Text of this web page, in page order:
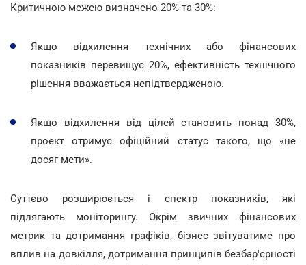
Критичною межею визначено 20% та 30%:
Якщо відхилення технічних або фінансових
показників перевищує 20%, ефективність технічного
рішення вважається непідтвердженою.
Якщо відхилення від цілей становить понад 30%,
проект отримує офіційний статус такого, що «не
досяг мети».
Суттєво розширюється і спектр показників, які
підлягають моніторингу. Окрім звичних фінансових
метрик та дотримання графіків, бізнес звітуватиме про
вплив на довкілля, дотримання принципів безбар'єрності